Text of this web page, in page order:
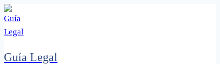
Saltar
al
contenido
Guía Legal